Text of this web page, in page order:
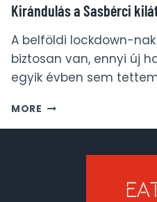
Kirándulás a Sasbérci
A belföldi lockdown-
biztosan van, ennyi új
egyik évben sem
MORE KIRÁNDULÁS